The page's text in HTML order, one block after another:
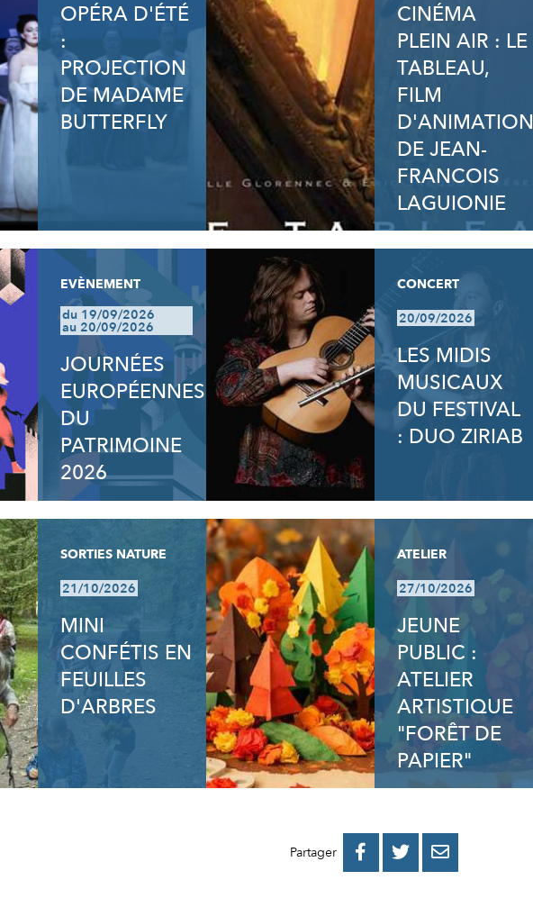
OPÉRA D'ÉTÉ
:
PROJECTION
DE MADAME
BUTTERFLY
CINÉMA
PLEIN AIR : LE
TABLEAU,
FILM
D'ANIMATION
DE JEAN-
FRANCOIS
LAGUIONIE
EVÈNEMENT
du 19/09/2026
au 20/09/2026
JOURNÉES
EUROPÉENNES
DU
PATRIMOINE
2026
CONCERT
20/09/2026
LES MIDIS
MUSICAUX
DU FESTIVAL
: DUO ZIRIAB
SORTIES NATURE
21/10/2026
MINI
CONFÉTIS EN
FEUILLES
D'ARBRES
ATELIER
27/10/2026
JEUNE
PUBLIC :
ATELIER
ARTISTIQUE
"FORÊT DE
PAPIER"
Partager 
PARTAGER
PARTAGER
PARTAGER